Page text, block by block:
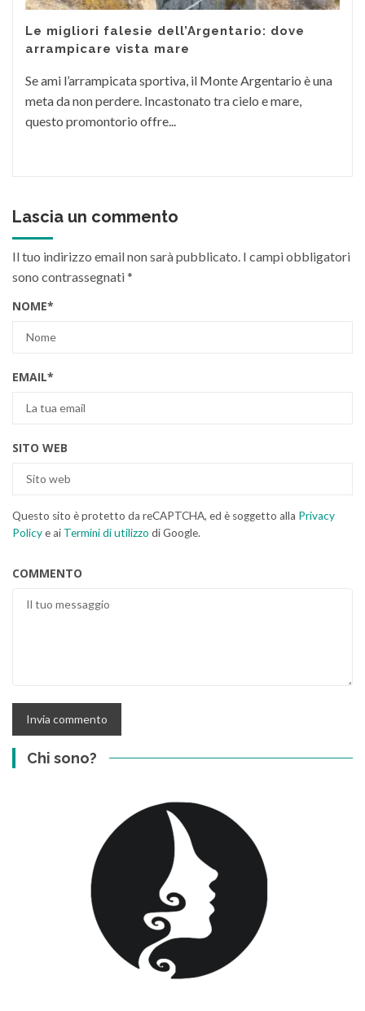
Le migliori falesie dell’Argentario: dove
arrampicare vista mare
Se ami l’arrampicata sportiva, il Monte Argentario è una
meta da non perdere. Incastonato tra cielo e mare,
questo promontorio offre...
Lascia un commento
Il tuo indirizzo email non sarà pubblicato. I campi obbligatori
sono contrassegnati*
NOME*
EMAIL*
SITO WEB
Questo sito è protetto da reCAPTCHA, ed è soggetto alla Privacy
Policye ai Termini di utilizzo di Google.
COMMENTO
Chi sono?